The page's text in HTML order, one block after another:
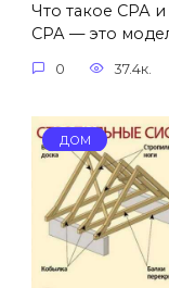
Что такое СРА
СРА — это
0 37.4к.
ДОМ